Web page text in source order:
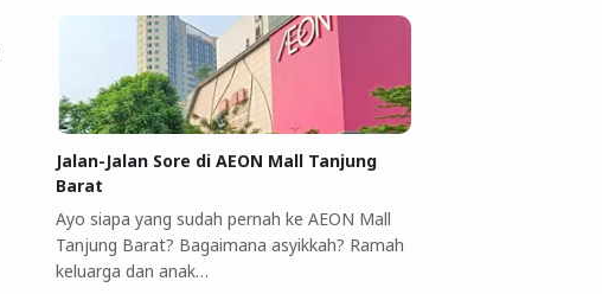
Jalan-Jalan Sore di AEON Mall Tanjung
Barat
Ayo siapa yang sudah pernah ke AEON Mall
Tanjung Barat? Bagaimana asyikkah? Ramah
keluarga dan anak…